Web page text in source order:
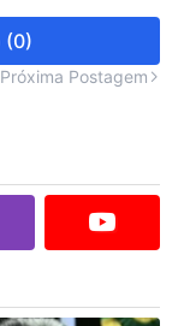
(0)
Próxima Postagem